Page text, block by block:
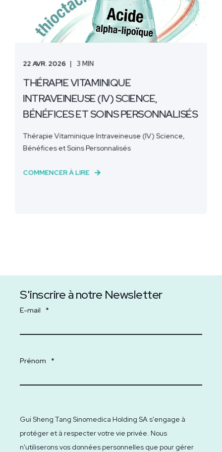
22 AVR. 2026 3 MIN
THÉRAPIE VITAMINIQUE
INTRAVEINEUSE (IV) SCIENCE,
BÉNÉFICES ET SOINS PERSONNALISÉS
Thérapie Vitaminique Intraveineuse (IV) Science,
Bénéfices et Soins Personnalisés
COMMENCER À LIRE
S'inscrire à notre Newsletter
E-mail *
Prénom *
Gui Sheng Tang Sinomedica Holding SA s'engage à
protéger et à respecter votre vie privée. Nous
n'utiliserons vos données personnelles que pour gérer